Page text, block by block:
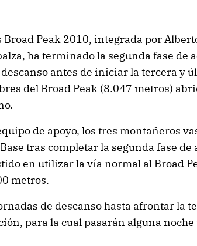
Peak 2010, integrada por
ha terminado la segunda fase de
antes de iniciar la tercera y
del Broad Peak (8.047 metros)
de apoyo, los tres montañeros
tras completar la segunda fase
en utilizar la vía normal al Broad
metros.
de descanso hasta afrontar la
para la cual pasarán alguna